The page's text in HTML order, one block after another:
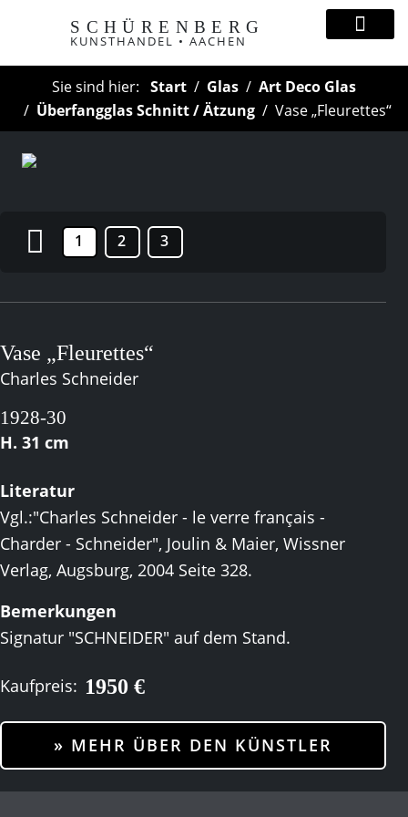
SCHÜRENBERG
KUNSTHANDEL • AACHEN
Sie sind hier: Start Glas
Art Deco Glas
Überfangglas Schnitt / Ätzung
Vase „Fleurettes“
Vase „Fleurettes“
Charles Schneider
1928-30
H. 31 cm
Literatur
Vgl.:"Charles Schneider - le verre français -
Charder - Schneider", Joulin & Maier, Wissner
Verlag, Augsburg, 2004 Seite 328.
Bemerkungen
Signatur "SCHNEIDER" auf dem Stand.
Kaufpreis: 1950 €
1 2 3
» MEHR ÜBER DEN KÜNSTLER